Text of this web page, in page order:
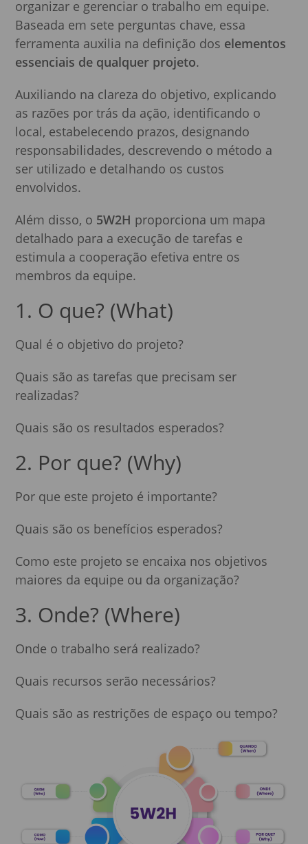
organizar e gerenciar o trabalho em equipe.
Baseada em sete perguntas chave, essa
ferramenta auxilia na definição dos elementos
essenciais de qualquer projeto.
Auxiliando na clareza do objetivo, explicando
as razões por trás da ação, identificando o
local, estabelecendo prazos, designando
responsabilidades, descrevendo o método a
ser utilizado e detalhando os custos
envolvidos.
Além disso, o 5W2H proporciona um mapa
detalhado para a execução de tarefas e
estimula a cooperação efetiva entre os
membros da equipe.
1. O que? (What)
Qual é o objetivo do projeto?
Quais são as tarefas que precisam ser
realizadas?
Quais são os resultados esperados?
2. Por que? (Why)
Por que este projeto é importante?
Quais são os benefícios esperados?
Como este projeto se encaixa nos objetivos
maiores da equipe ou da organização?
3. Onde? (Where)
Onde o trabalho será realizado?
Quais recursos serão necessários?
Quais são as restrições de espaço ou tempo?